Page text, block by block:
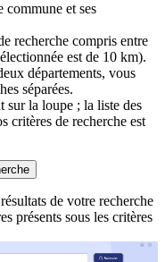
commune et ses
recherche compris entre
est de 10 km).
départements, vous
séparées.
sur la loupe ; la liste des
critères de recherche est
de votre recherche
présents sous les critères